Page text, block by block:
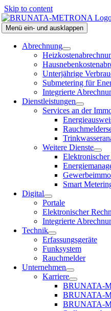
Skip to content
Menü ein- und ausklappen
Abrechnung
Unterjährige
Submetering für
Integrierte
Dienstleistungen
Services an der
Weitere Dienste
Smart
Digital
Portale
Elektronischer
Integrierte
Technik
Erfassungsgeräte
Funksystem
Rauchmelder
Unternehmen
Karriere
BRUNATA-
BRUNATA-
BRUNATA-